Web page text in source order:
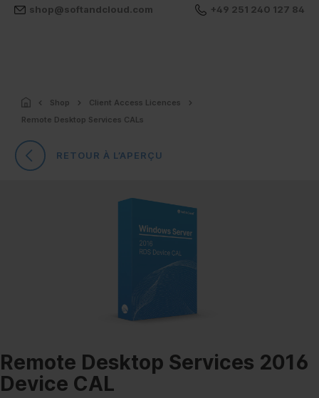
shop@softandcloud.com +49 251 240 127 84
Shop
Client Access Licences
Remote Desktop Services CALs
RETOUR À L’APERÇU
Remote Desktop Services 2016
Device CAL